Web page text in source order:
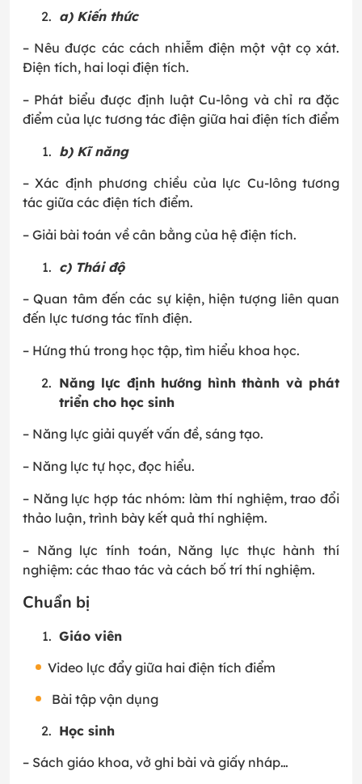
a) Kiến thức
– Nêu được các cách nhiễm điện một vật cọ xát.
Điện tích, hai loại điện tích.
– Phát biểu được định luật Cu-lông và chỉ ra đặc
điểm của lực tương tác điện giữa hai điện tích điểm
b) Kĩ năng
– Xác định phương chiều của lực Cu-lông tương
tác giữa các điện tích điểm.
– Giải bài toán về cân bằng của hệ điện tích.
c) Thái độ
– Quan tâm đến các sự kiện, hiện tượng liên quan
đến lực tương tác tĩnh điện.
– Hứng thú trong học tập, tìm hiểu khoa học.
Năng lực định hướng hình thành và phát
triển cho học sinh
– Năng lực giải quyết vấn đề, sáng tạo.
– Năng lực tự học, đọc hiểu.
– Năng lực hợp tác nhóm: làm thí nghiệm, trao đổi
thảo luận, trình bày kết quả thí nghiệm.
– Năng lực tính toán, Năng lực thực hành thí
nghiệm: các thao tác và cách bố trí thí nghiệm.
Chuẩn bị
Giáo viên
Video lực đẩy giữa hai điện tích điểm
Bài tập vận dụng
Học sinh
– Sách giáo khoa, vở ghi bài và giấy nháp…